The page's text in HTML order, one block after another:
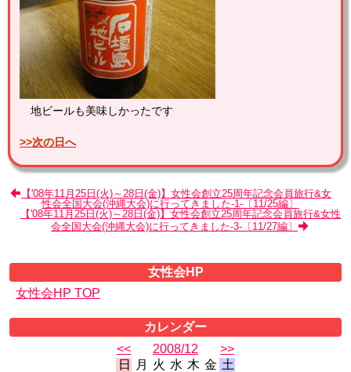
地ビールも美味しかったです
>>次の日へ
【'08年11月25日(火)～28日(金)】女性会創立25周年記念会員旅行&女
性会全国大会(沖縄大会)に行ってきました-1-〔11/25編〕
【'08年11月25日(火)～28日(金)】女性会創立25周年記念会員旅行&女性
会全国大会(沖縄大会)に行ってきました-3-〔11/27編〕
女性会HP
女性会HP TOP
カレンダー
<<
2008/12
>>
日
月 火 水 木 金 土